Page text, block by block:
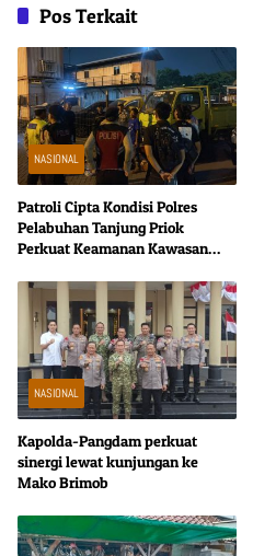
Pos Terkait
NASIONAL
Patroli Cipta Kondisi Polres
Pelabuhan Tanjung Priok
Perkuat Keamanan Kawasan
Aman dan Kondusif
NASIONAL
Kapolda-Pangdam perkuat
sinergi lewat kunjungan ke
Mako Brimob